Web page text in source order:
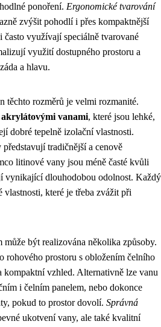
ponoření. Ergonomické tvarování
zvýšit pohodlí i přes kompaktnější
využívají speciálně tvarované
využití dostupného prostoru a
a hlavu.
těchto rozměrů je velmi rozmanité.
akrylátovými vanami, které jsou lehké,
dobré tepelně izolační vlastnosti.
tradičnější a cenově
litinové vany jsou méně časté kvůli
vynikající dlouhodobou odolnost. Každý
vlastnosti, které je třeba zvážit při
může být realizována několika způsoby.
rohového prostoru s obložením čelního
kompaktní vzhled. Alternativně lze vanu
i čelním panelem, nebo dokonce
pokud to prostor dovolí. Správná
ukotvení vany, ale také kvalitní